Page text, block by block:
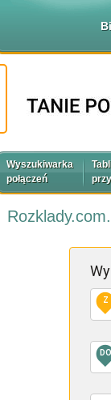
Wyszukiwarka
połączeń
Z
DO